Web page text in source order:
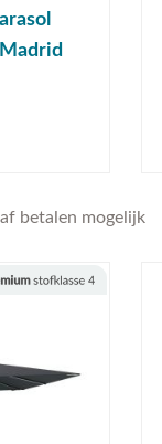
betalen mogelijk